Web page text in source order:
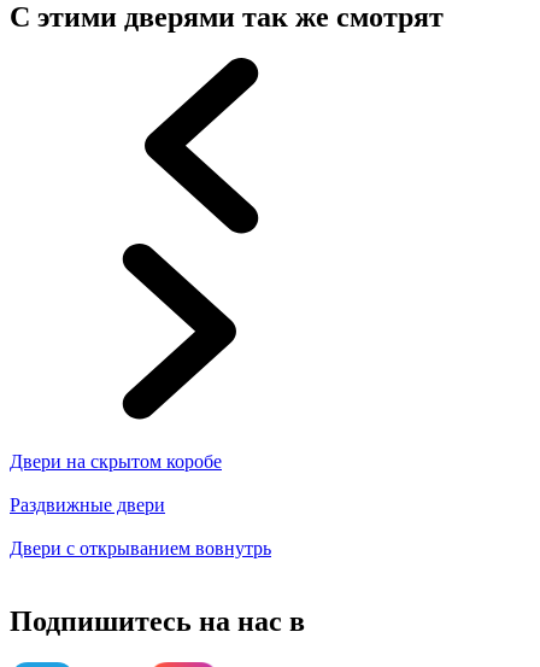
С этими дверями так же смотрят
Двери на скрытом коробе
Раздвижные двери
Двери с открыванием вовнутрь
Подпишитесь на нас в